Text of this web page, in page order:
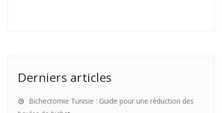
Derniers articles
Bichectomie Tunisie : Guide pour une réduction des